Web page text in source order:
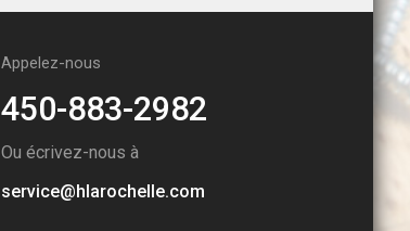
Appelez-nous
450-883-2982
Ou écrivez-nous à
service@hlarochelle.com